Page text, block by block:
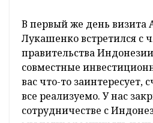
В первый же день визита
Лукашенко встретился с
правительства
совместные
вас что-то заинтересует,
все реализуемо. У нас
сотрудничестве с